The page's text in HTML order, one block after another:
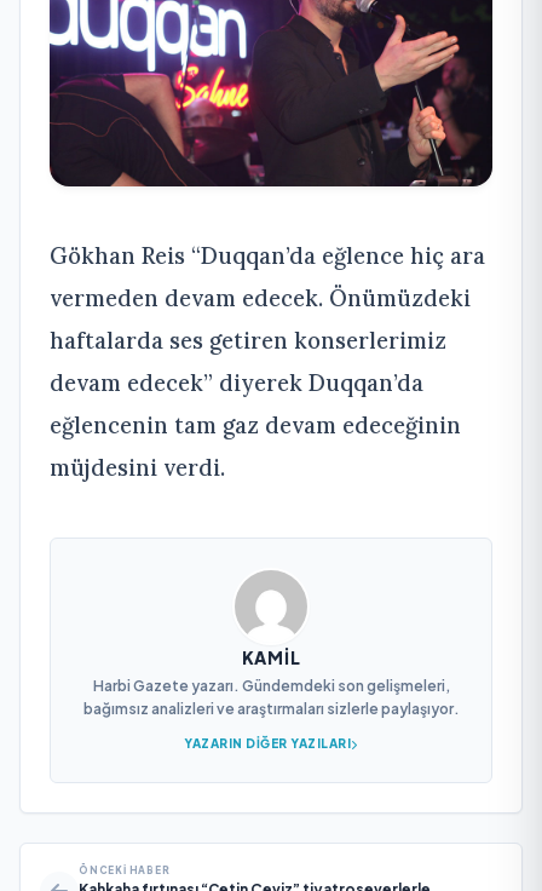
Gökhan Reis “Duqqan’da eğlence hiç ara
vermeden devam edecek. Önümüzdeki
haftalarda ses getiren konserlerimiz
devam edecek” diyerek Duqqan’da
eğlencenin tam gaz devam edeceğinin
müjdesini verdi.
KAMIL
Harbi Gazete yazarı. Gündemdeki son gelişmeleri,
bağımsız analizleri ve araştırmaları sizlerle paylaşıyor.
YAZARIN DIĞER YAZILARI
ÖNCEKI HABER